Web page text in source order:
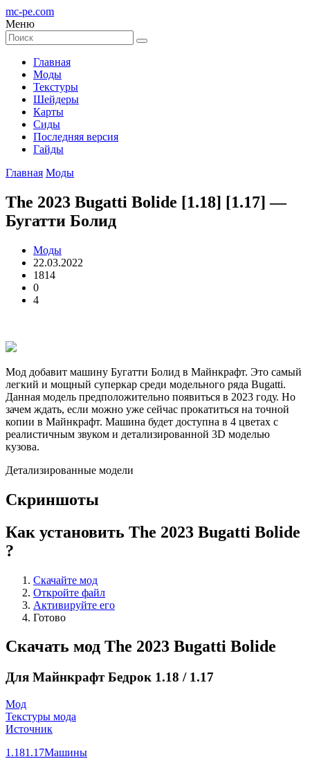
mc-pe.com
Меню
Главная
Моды
Текстуры
Шейдеры
Карты
Сиды
Последняя версия
Гайды
Главная Моды
The 2023 Bugatti Bolide [1.18] [1.17] —
Бугатти Болид
Моды
22.03.2022
1814
0
4
Мод добавит машину Бугатти Болид в Майнкрафт. Это самый
легкий и мощный суперкар среди модельного ряда Bugatti.
Данная модель предположительно появиться в 2023 году. Но
зачем ждать, если можно уже сейчас прокатиться на точной
копии в Майнкрафт. Машина будет доступна в 4 цветах с
реалистичным звуком и детализированной 3D моделью
кузова.
Детализированные модели
Скриншоты
Как установить The 2023 Bugatti Bolide
?
Скачайте мод
Откройте файл
Активируйте его
Готово
Скачать мод The 2023 Bugatti Bolide
Для Майнкрафт Бедрок 1.18 / 1.17
Мод
Текстуры мода
Источник
1.181.17Машины